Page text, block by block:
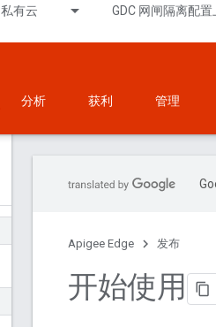
私有云 GDC 网闸隔离配
分析 获利 管理
Apigee Edge 发布
开始使用